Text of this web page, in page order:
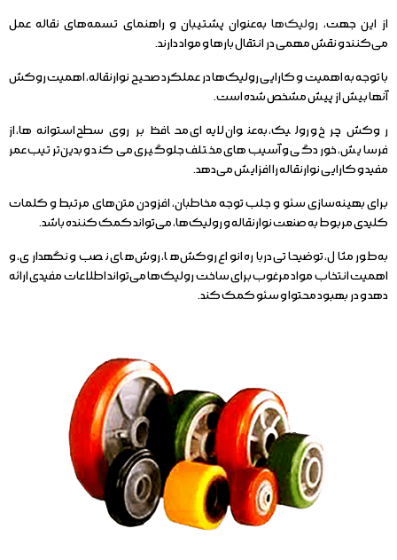
از این جهت، رولیک‌هابه‌عنوان پشتیبان و راهنمای تسمه‌های نقاله عمل
می‌کنند و نقش مهمی در انتقال بارها و مواد دارند.
با توجه به اهمیت و کارایی رولیک‌ها در عملکرد صحیح نوارنقاله، اهمیت روکش
آنها بیش از پیش مشخص شده است.
روکش چرخ و رولیک، به‌عنوان لایه‌ای محافظ بر روی سطح استوانه‌ها، از
فرسایش، خوردگی و آسیب‌های مختلف جلوگیری می‌کند و بدین‌ترتیب عمر
مفید و کارایی نوارنقاله را افزایش می‌دهد.
برای بهینه‌سازی سئو و جلب توجه مخاطبان، افزودن متن‌های مرتبط و کلمات
کلیدی مربوط به صنعت نوارنقاله و رولیک‌ها، می‌تواند کمک کننده باشد.
به‌طور مثال، توضیحاتی درباره انواع روکش‌ها، روش‌های نصب و نگهداری، و
اهمیت انتخاب مواد مرغوب برای ساخت رولیک‌ها می‌تواند اطلاعات مفیدی ارائه
دهد و در بهبود محتوا و سئو کمک کند.